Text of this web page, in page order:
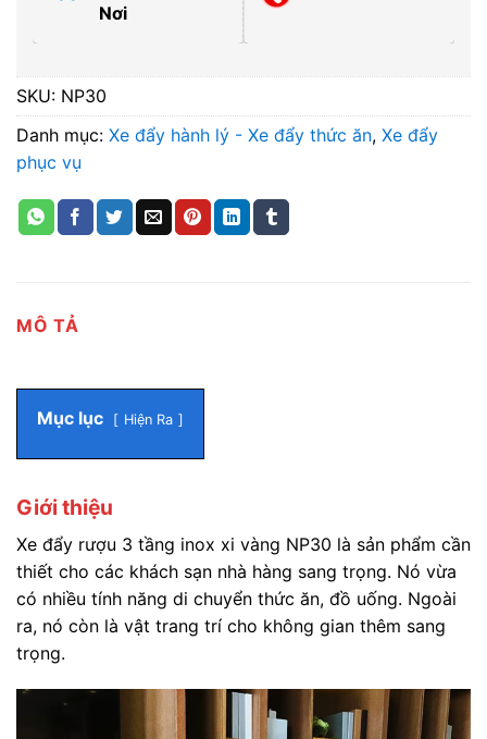
Nơi
SKU: NP30
Danh mục: Xe đẩy hành lý - Xe đẩy thức ăn, Xe đẩy
phục vụ
MÔ TẢ
Mục lục Hiện Ra
Giới thiệu
Xe đẩy rượu 3 tầng inox xi vàng NP30 là sản phẩm cần
thiết cho các khách sạn nhà hàng sang trọng. Nó vừa
có nhiều tính năng di chuyển thức ăn, đồ uống. Ngoài
ra, nó còn là vật trang trí cho không gian thêm sang
trọng.